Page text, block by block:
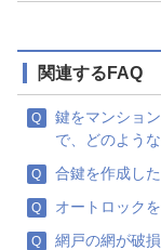
関連するFAQ
鍵をマンショ
で、どのよう
合鍵を作成し
オートロック
網戸の網が破